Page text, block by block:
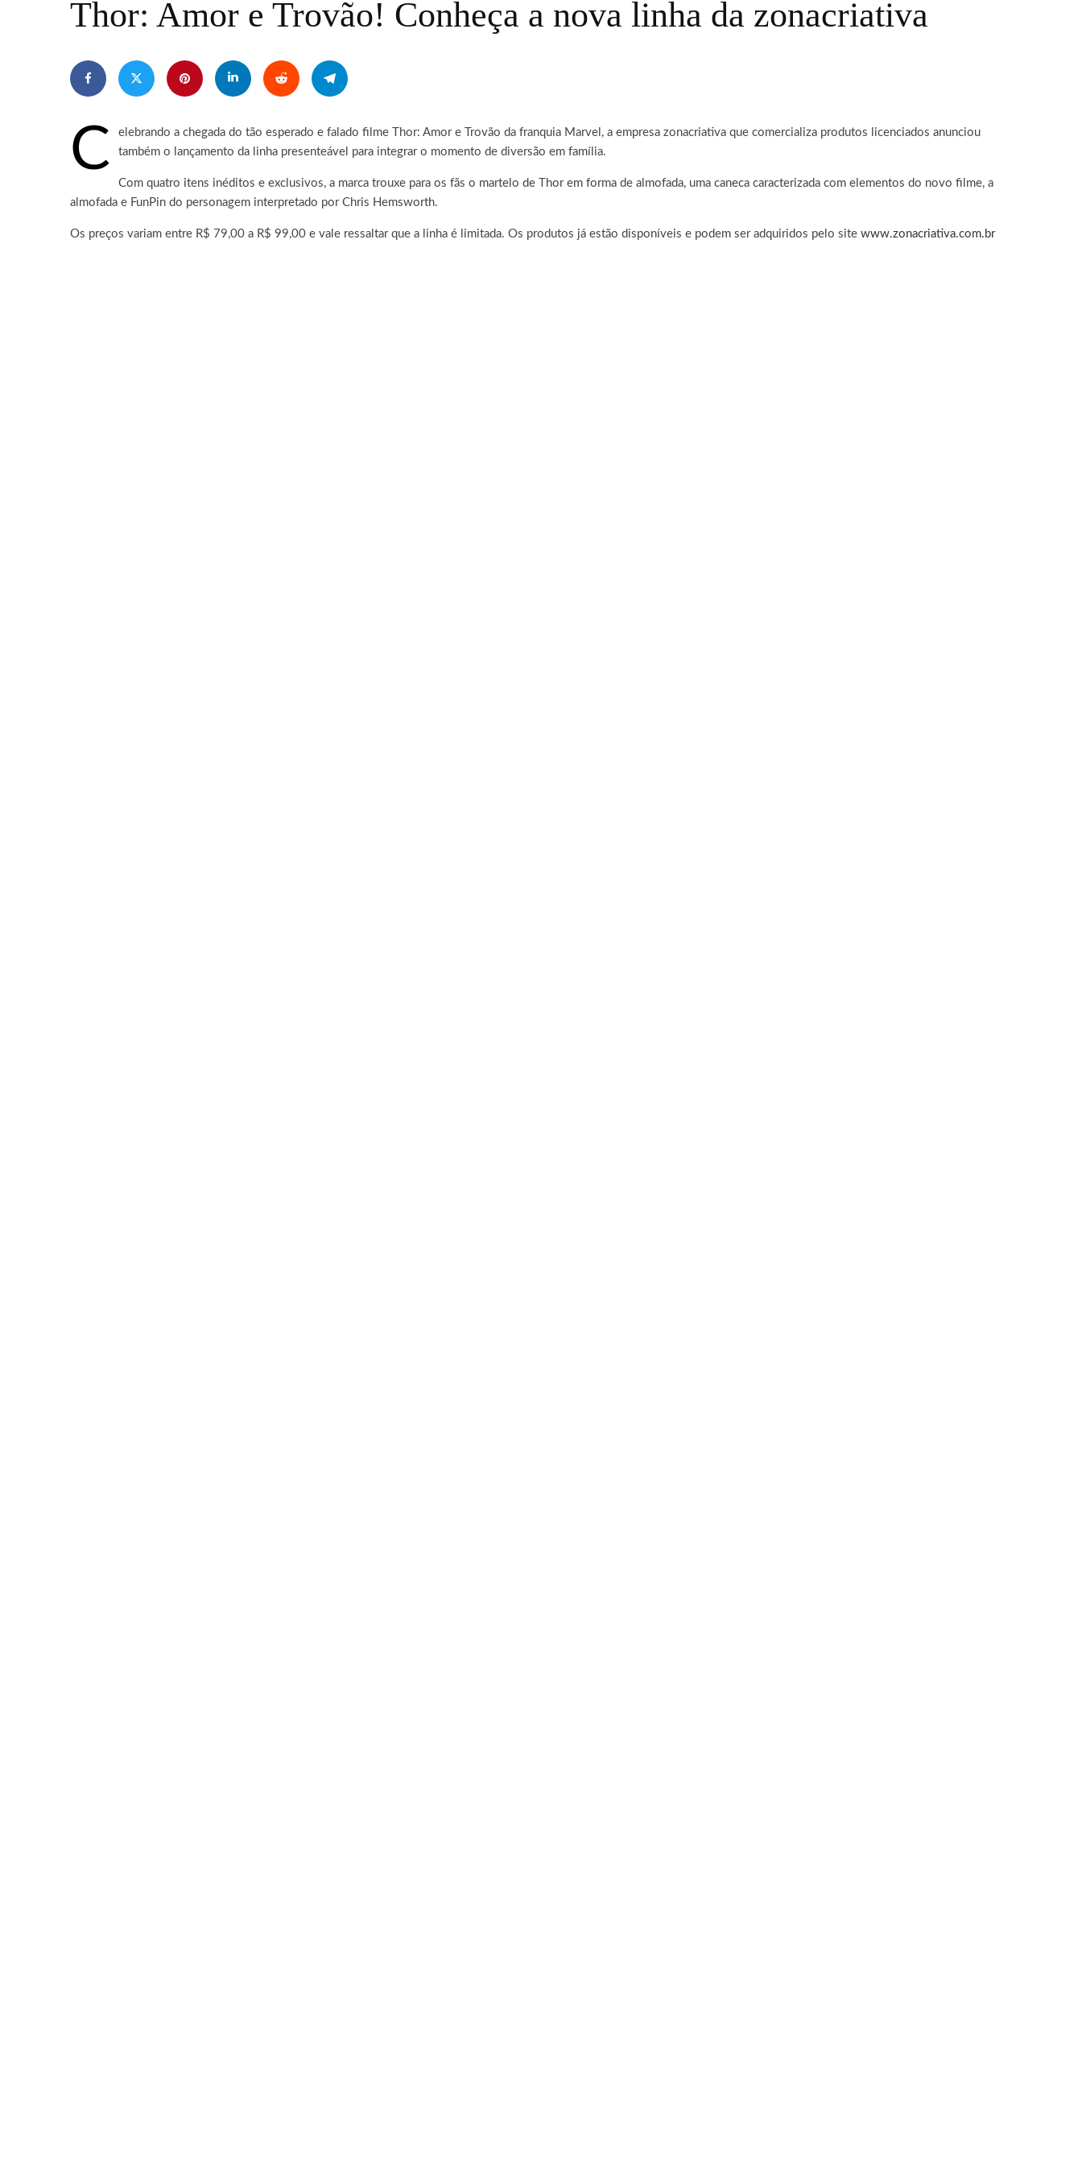
Thor: Amor e Trovão! Conheça a nova linha da zonacriativa
C
elebrando a chegada do tão esperado e falado filme Thor: Amor e Trovão da franquia Marvel, a empresa zonacriativa que comercializa produtos licenciados anunciou
também o lançamento da linha presenteável para integrar o momento de diversão em família.
Com quatro itens inéditos e exclusivos, a marca trouxe para os fãs o martelo de Thor em forma de almofada, uma caneca caracterizada com elementos do novo filme, a
almofada e FunPin do personagem interpretado por Chris Hemsworth.
Os preços variam entre R$ 79,00 a R$ 99,00 e vale ressaltar que a linha é limitada. Os produtos já estão disponíveis e podem ser adquiridos pelo site www.zonacriativa.com.br